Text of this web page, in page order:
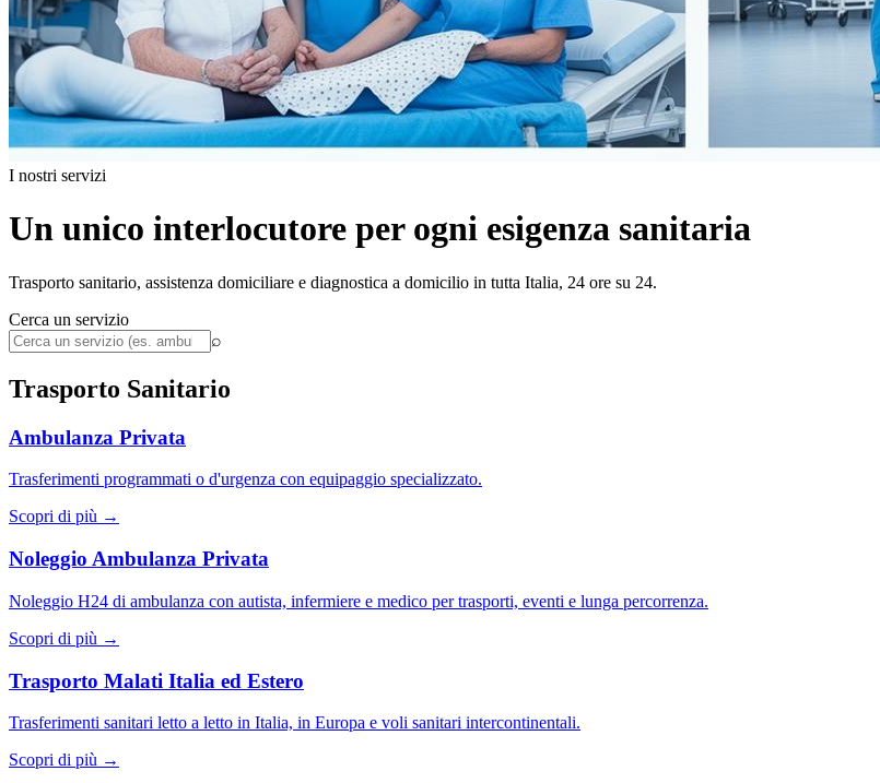
I nostri servizi
Un unico interlocutore per ogni esigenza sanitaria
Trasporto sanitario, assistenza domiciliare e diagnostica a domicilio in tutta Italia, 24 ore su 24.
Cerca un servizio
⌕
Trasporto Sanitario
Ambulanza Privata
Trasferimenti programmati o d'urgenza con equipaggio specializzato.
Scopri di più →
Noleggio Ambulanza Privata
Noleggio H24 di ambulanza con autista, infermiere e medico per trasporti, eventi e lunga percorrenza.
Scopri di più →
Trasporto Malati Italia ed Estero
Trasferimenti sanitari letto a letto in Italia, in Europa e voli sanitari intercontinentali.
Scopri di più →